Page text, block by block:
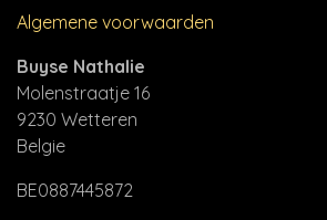
Algemene voorwaarden
Buyse Nathalie
Molenstraatje 16
9230 Wetteren
Belgie
BE0887445872